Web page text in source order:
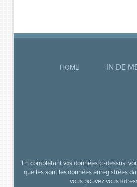
HOME IN DE
En complétant vos données ci-dessus,
quelles sont les données enregistrées
vous pouvez vous